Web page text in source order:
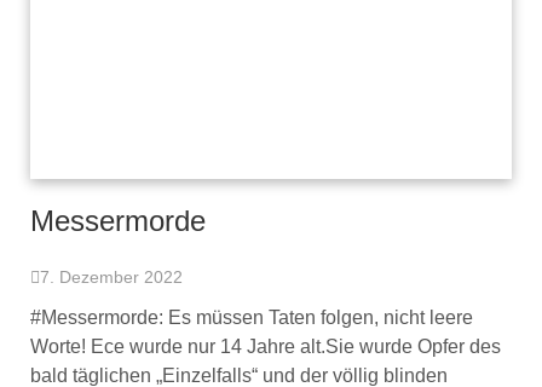
Messermorde
7. Dezember 2022
#Messermorde: Es müssen Taten folgen, nicht leere
Worte! Ece wurde nur 14 Jahre alt.Sie wurde Opfer des
bald täglichen „Einzelfalls“ und der völlig blinden